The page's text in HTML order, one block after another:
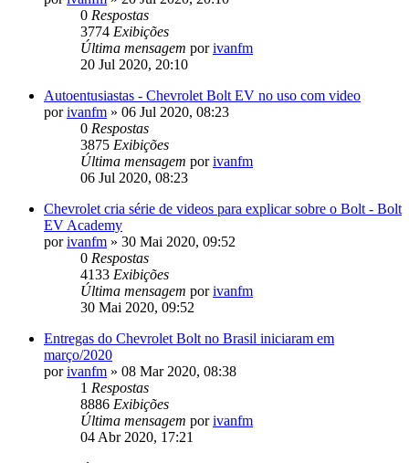
0 Respostas
3774 Exibições
Última mensagem porivanfm
20 Jul 2020, 20:10
Autoentusiastas - Chevrolet Bolt EV no uso com video
porivanfm » 06 Jul 2020, 08:23
0 Respostas
3875 Exibições
Última mensagem porivanfm
06 Jul 2020, 08:23
Chevrolet cria série de videos para explicar sobre o Bolt - Bolt
EV Academy
porivanfm » 30 Mai 2020, 09:52
0 Respostas
4133 Exibições
Última mensagem porivanfm
30 Mai 2020, 09:52
Entregas do Chevrolet Bolt no Brasil iniciaram em
março/2020
porivanfm » 08 Mar 2020, 08:38
1 Respostas
8886 Exibições
Última mensagem porivanfm
04 Abr 2020, 17:21